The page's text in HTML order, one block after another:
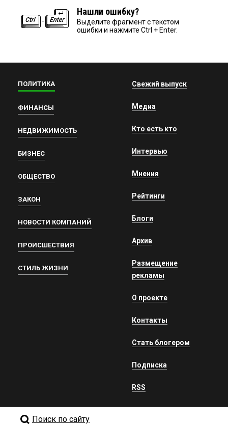
Нашли ошибку?
Выделите фрагмент с текстом
ошибки и нажмите Ctrl + Enter.
ПОЛИТИКА
ФИНАНСЫ
НЕДВИЖИМОСТЬ
БИЗНЕС
ОБЩЕСТВО
ЗАКОН
НОВОСТИ КОМПАНИЙ
ПРОИСШЕСТВИЯ
СТИЛЬ ЖИЗНИ
Свежий выпуск
Медиа
Кто есть кто
Интервью
Мнения
Рейтинги
Блоги
Архив
Размещение
рекламы
О проекте
Контакты
Стать блогером
Подписка
RSS
Поиск по сайту